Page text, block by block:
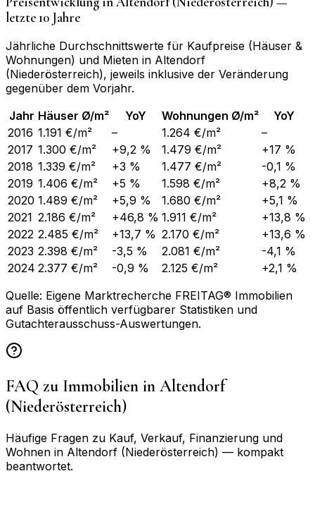
letzte 10 Jahre
Jährliche Durchschnittswerte für Kaufpreise (Häuser &
Wohnungen) und Mieten in Altendorf
(Niederösterreich), jeweils inklusive der Veränderung
gegenüber dem Vorjahr.
Jahr Häuser Ø/m² YoY Wohnungen Ø/m²
YoY
2016 1.191 €/m² – 1.264 €/m²
–
2017 1.300 €/m² +9,2 % 1.479 €/m²
+17 %
2018 1.339 €/m² +3 % 1.477 €/m²
-0,1 %
2019 1.406 €/m² +5 % 1.598 €/m²
+8,2 %
2020 1.489 €/m² +5,9 % 1.680 €/m²
+5,1 %
2021 2.186 €/m² +46,8 % 1.911 €/m²
+13,8 %
2022 2.485 €/m² +13,7 % 2.170 €/m²
+13,6 %
2023 2.398 €/m² -3,5 % 2.081 €/m²
-4,1 %
2024 2.377 €/m² -0,9 % 2.125 €/m²
+2,1 %
Quelle: Eigene Marktrecherche FREITAG® Immobilien
auf Basis öffentlich verfügbarer Statistiken und
Gutachterausschuss-Auswertungen.
FAQ zu Immobilien in Altendorf
(Niederösterreich)
Häufige Fragen zu Kauf, Verkauf, Finanzierung und
Wohnen in Altendorf (Niederösterreich) — kompakt
beantwortet.